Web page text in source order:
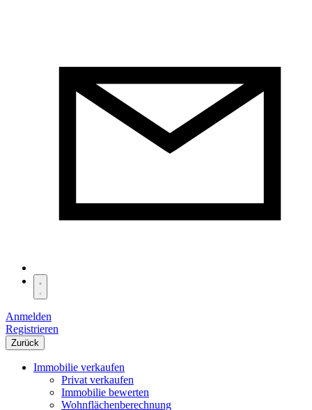
Anmelden
Registrieren
Zurück
Immobilie verkaufen
Privat verkaufen
Immobilie bewerten
Wohnflächenberechnung